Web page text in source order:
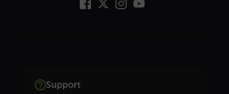
Support